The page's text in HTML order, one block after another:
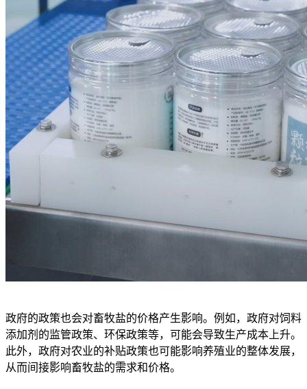
政府的政策也会对畜牧盐的价格产生影响。例如，政府对饲料
添加剂的监管政策、环保政策等，可能会导致生产成本上升。
此外，政府对农业的补贴政策也可能影响养殖业的整体发展，
从而间接影响畜牧盐的需求和价格。